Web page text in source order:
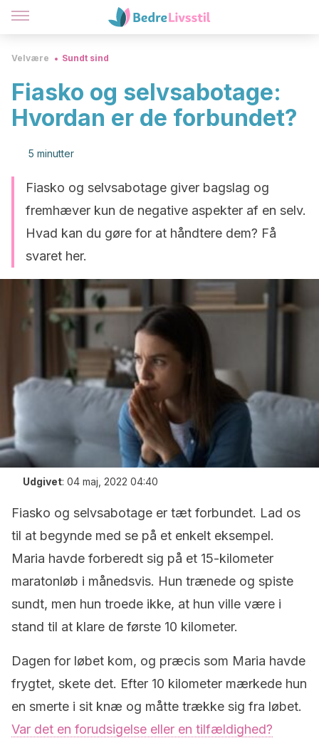
Velvære Sundt sind
Fiasko og selvsabotage:
Hvordan er de forbundet?
5 minutter
Fiasko og selvsabotage giver bagslag og
fremhæver kun de negative aspekter af en selv.
Hvad kan du gøre for at håndtere dem? Få
svaret her.
Udgivet: 04 maj, 2022 04:40
Fiasko og selvsabotage er tæt forbundet. Lad os
til at begynde med se på et enkelt eksempel.
Maria havde forberedt sig på et 15-kilometer
maratonløb i månedsvis. Hun trænede og spiste
sundt, men hun troede ikke, at hun ville være i
stand til at klare de første 10 kilometer.
Dagen for løbet kom, og præcis som Maria havde
frygtet, skete det. Efter 10 kilometer mærkede hun
en smerte i sit knæ og måtte trække sig fra løbet.
Var det en forudsigelse eller en tilfældighed?